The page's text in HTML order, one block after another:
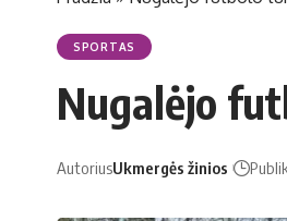
SPORTAS
Nugalėjo
AutoriusUkmergės žinios